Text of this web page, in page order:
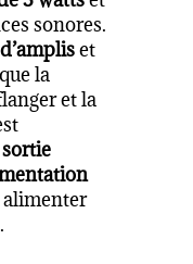
sonores.
et
la
et la
sortie
alimenter